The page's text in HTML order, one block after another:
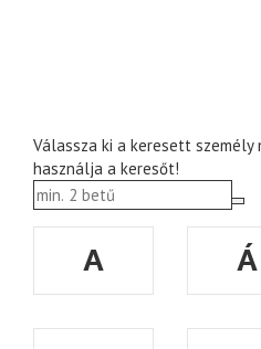
Válassza ki a keresett
használja a keresőt!
A Á